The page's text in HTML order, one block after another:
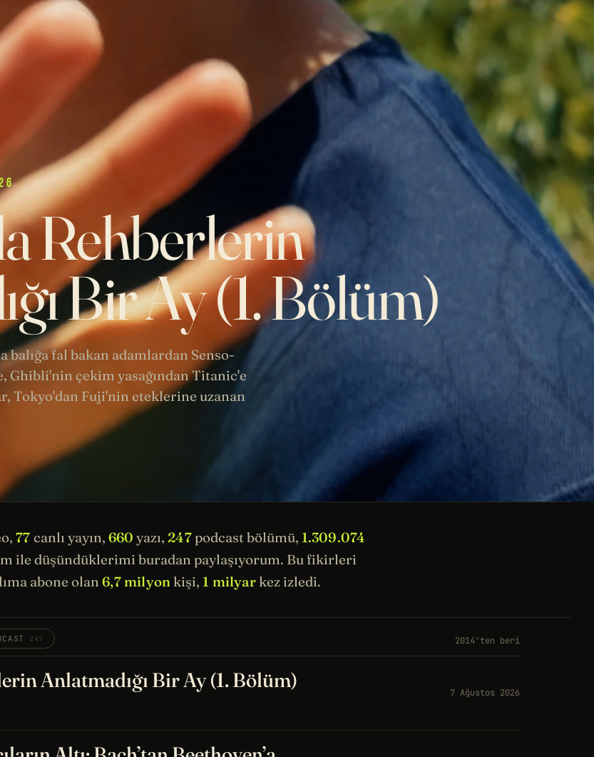
Rehberlerin
Bir Ay (1. Bölüm)
fal bakan adamlardan Senso-
Ghibli'nin çekim yasağından Titanic'e
Tokyo'dan Fuji'nin eteklerine uzanan
77 canlı yayın, 660 yazı, 247podcast bölümü, 1.309.074
ile düşündüklerimi buradan paylaşıyorum. Bu fikirleri
abone olan6,7 milyon kişi, 1 milyarkez izledi.
247 2014'ten beri
Anlatmadığı Bir Ay (1. Bölüm)
7 Ağustos 2026